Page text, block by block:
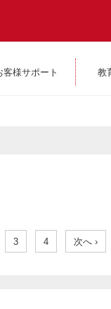
客様サポート 教
3 4 次へ ›